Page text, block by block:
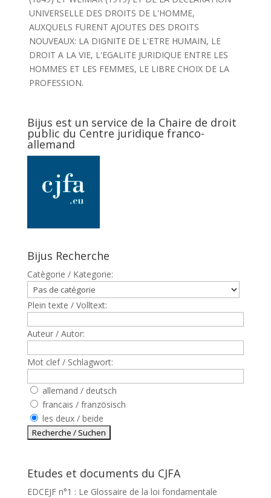
UNIVERSELLE DES DROITS DE L'HOMME,
AUXQUELS FURENT AJOUTES DES DROITS
NOUVEAUX: LA DIGNITE DE L'ETRE HUMAIN, LE
DROIT A LA VIE, L'EGALITE JURIDIQUE ENTRE LES
HOMMES ET LES FEMMES, LE LIBRE CHOIX DE LA
PROFESSION.
Bijus est un service de la Chaire de droit
public du Centre juridique franco-
allemand
Bijus Recherche
Catègorie / Kategorie:
Plein texte / Volltext:
Auteur / Autor:
Mot clef / Schlagwort:
allemand / deutsch
francais / französisch
les deux / beide
Etudes et documents du CJFA
EDCEJF n°1 : Le Glossaire de la loi fondamentale